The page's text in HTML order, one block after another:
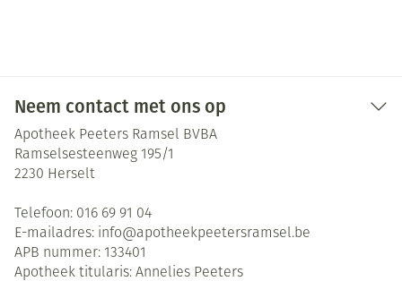
Neem contact met ons op
Apotheek Peeters Ramsel BVBA
Ramselsesteenweg 195/1
2230 Herselt
Telefoon: 016 69 91 04
E-mailadres: info@apotheekpeetersramsel.be
APB nummer: 133401
Apotheek titularis: Annelies Peeters